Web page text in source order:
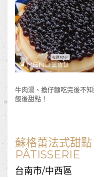
牛肉湯、擔仔麵吃完後不
飯後甜點！
蘇格蕾法式甜
PÂTISSERIE
台南市/中西區